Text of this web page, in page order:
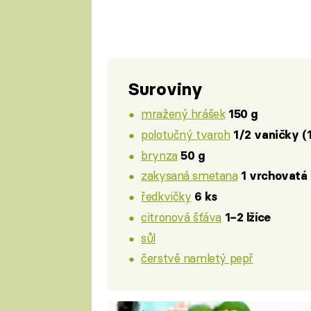
Suroviny
mražený hrášek 150 g
polotučný tvaroh 1/2 vaničky
brynza 50 g
zakysaná smetana 1 vrchovatá
ředkvičky 6 ks
citronová šťáva 1–2 lžíce
sůl
čerstvě namletý pepř